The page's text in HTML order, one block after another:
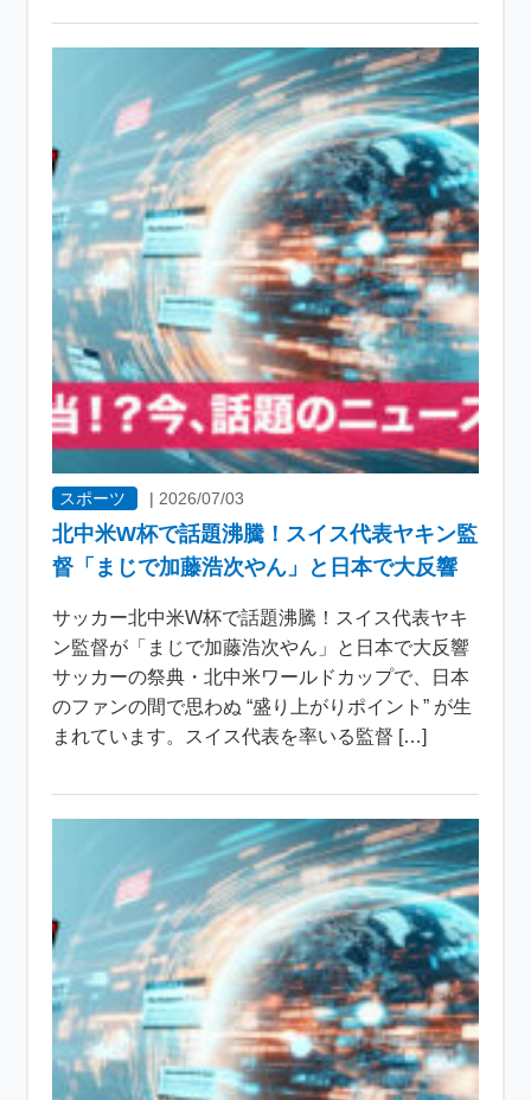
スポーツ | 2026/07/03
北中米W杯で話題沸騰！スイス代表ヤキン監
督「まじで加藤浩次やん」と日本で大反響
サッカー北中米W杯で話題沸騰！スイス代表ヤキ
ン監督が「まじで加藤浩次やん」と日本で大反響
サッカーの祭典・北中米ワールドカップで、日本
のファンの間で思わぬ “盛り上がりポイント” が生
まれています。スイス代表を率いる監督 […]